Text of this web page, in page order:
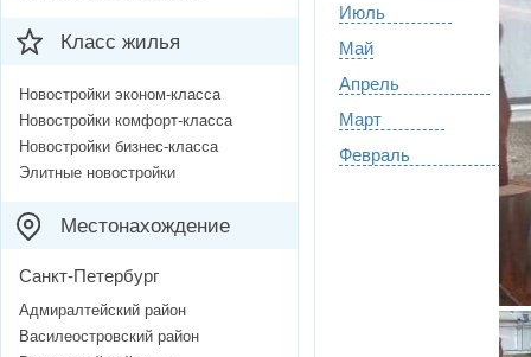
Июль
Май
Апрель
Март
Февраль
Класс жилья
Новостройки эконом-класса
Новостройки комфорт-класса
Новостройки бизнес-класса
Элитные новостройки
Местонахождение
Санкт-Петербург
Адмиралтейский район
Василеостровский район